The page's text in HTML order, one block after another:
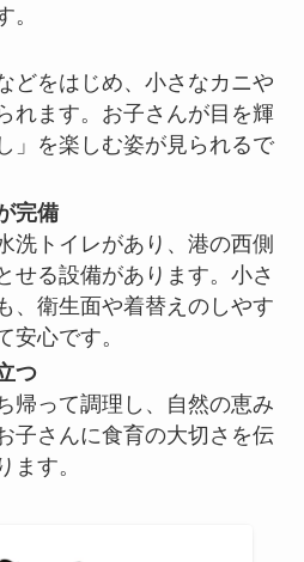
。
どをはじめ、小さなカニや
れます。お子さんが目を輝
」を楽しむ姿が見られるで
完備
洗トイレがあり、港の西側
せる設備があります。小さ
、衛生面や着替えのしやす
安心です。
つ
帰って調理し、自然の恵み
子さんに食育の大切さを伝
ます。